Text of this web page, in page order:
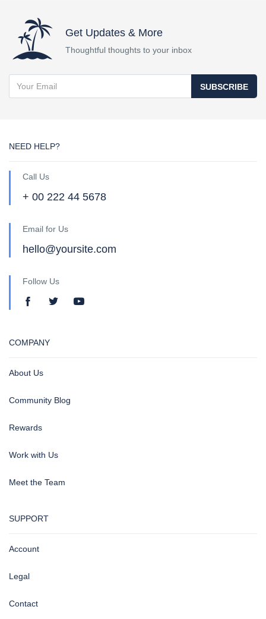
Get Updates & More
Thoughtful thoughts to your inbox
SUBSCRIBE
NEED HELP?
Call Us
+ 00 222 44 5678
Email for Us
hello@yoursite.com
Follow Us
COMPANY
About Us
Community Blog
Rewards
Work with Us
Meet the Team
SUPPORT
Account
Legal
Contact